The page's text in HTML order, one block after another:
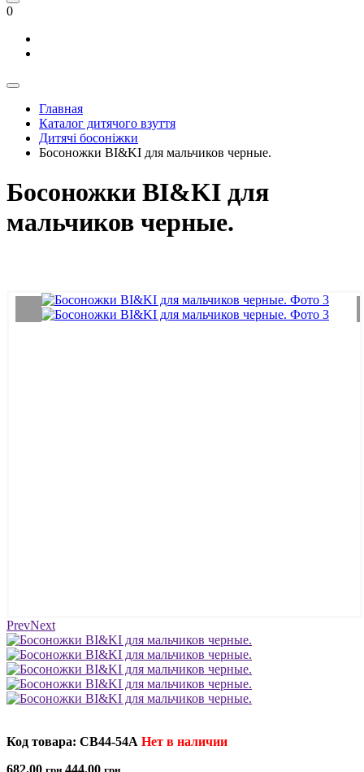
0
Главная
Каталог дитячого взуття
Дитячі босоніжки
Босоножки BI&KI для мальчиков черные.
Босоножки BI&KI для
мальчиков черные.
PrevNext
Код товара: CB44-54A Нет в наличии
682.00
444.00